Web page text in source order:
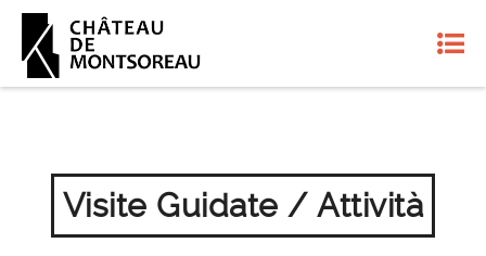
Visite Guidate / Attività